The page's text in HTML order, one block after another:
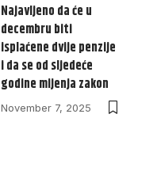
Najavljeno da će u
decembru biti
isplaćene dvije penzije
i da se od sljedeće
godine mijenja zakon
November 7, 2025